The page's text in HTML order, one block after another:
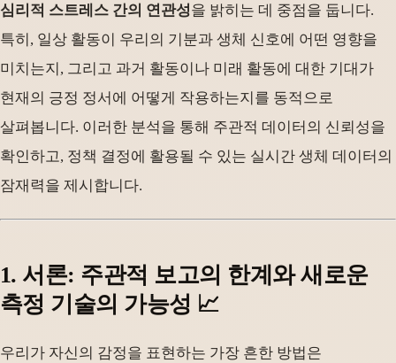
심리적 스트레스 간의 연관성을 밝히는 데 중점을 둡니다.
특히, 일상 활동이 우리의 기분과 생체 신호에 어떤 영향을
미치는지, 그리고 과거 활동이나 미래 활동에 대한 기대가
현재의 긍정 정서에 어떻게 작용하는지를 동적으로
살펴봅니다. 이러한 분석을 통해 주관적 데이터의 신뢰성을
확인하고, 정책 결정에 활용될 수 있는 실시간 생체 데이터의
잠재력을 제시합니다.
1. 서론: 주관적 보고의 한계와 새로운
측정 기술의 가능성 📈
우리가 자신의 감정을 표현하는 가장 흔한 방법은